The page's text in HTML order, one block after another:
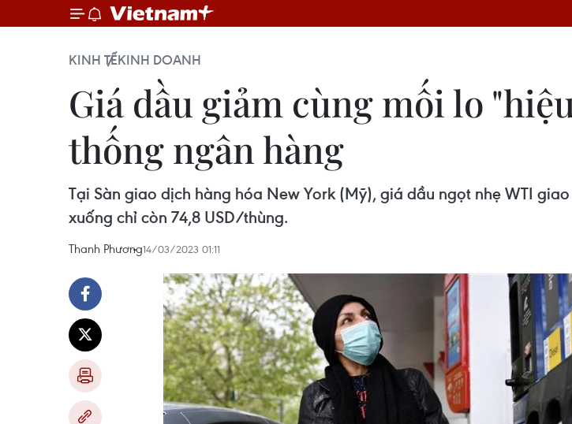
KINH TẾKINH DOANH
Giá dầu giảm cùng mối lo
thống ngân hàng
Tại Sàn giao dịch hàng hóa New York (Mỹ), giá dầu ngọt nhẹ WTI
xuống chỉ còn 74,8 USD/thùng.
Thanh Phương14/03/2023 01:11